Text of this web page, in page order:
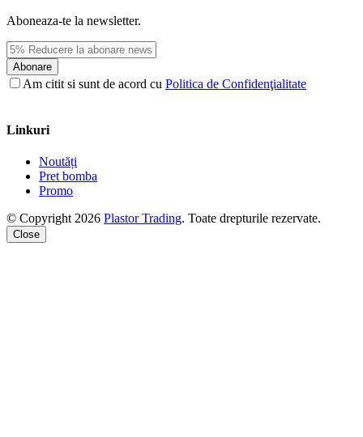
Aboneaza-te la newsletter.
Abonare
Am citit si sunt de acord cu Politica de Confidenţialitate
Linkuri
Noutăți
Pret bomba
Promo
© Copyright 2026 Plastor Trading. Toate drepturile rezervate.
Close